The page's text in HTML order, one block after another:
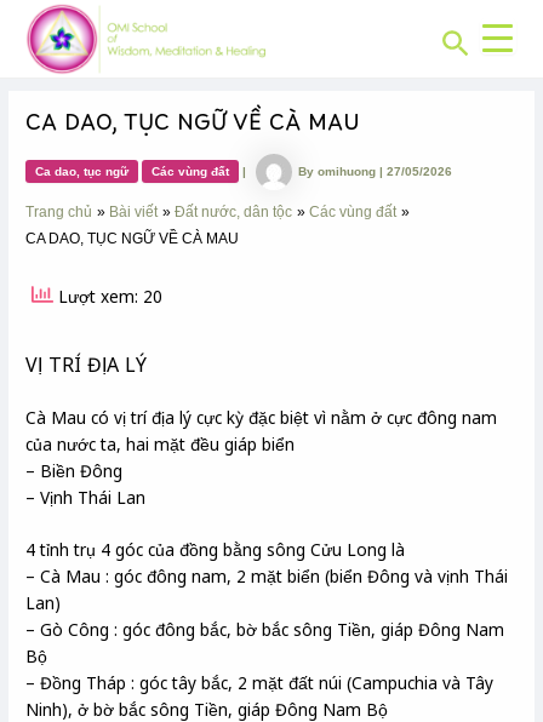
content
Search
CA DAO, TỤC NGỮ VỀ CÀ MAU
Ca dao, tục ngữ Các vùng đất | Byomihuong|27/05/2026
Trang chủ Bài viết Đất nước, dân tộc
Các vùng đất
CA DAO, TỤC NGỮ VỀ CÀ MAU
Lượt xem: 20
VỊ TRÍ ĐỊA LÝ
Cà Mau có vị trí địa lý cực kỳ đặc biệt vì nằm ở cực đông nam
của nước ta, hai mặt đều giáp biển
– Biền Đông
– Vịnh Thái Lan
4 tỉnh trụ 4 góc của đồng bằng sông Cửu Long là
– Cà Mau : góc đông nam, 2 mặt biển (biển Đông và vịnh Thái
Lan)
– Gò Công : góc đông bắc, bờ bắc sông Tiền, giáp Đông Nam
Bộ
– Đồng Tháp : góc tây bắc, 2 mặt đất núi (Campuchia và Tây
Ninh), ở bờ bắc sông Tiền, giáp Đông Nam Bộ
Post
navigation
CHUYÊN
MỤC: